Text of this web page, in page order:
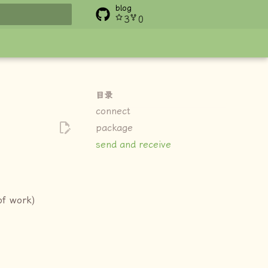
blog
3 0
目录
connect
package
send and receive
work)